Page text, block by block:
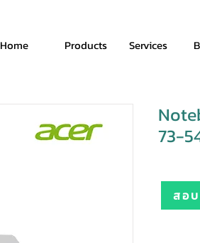
Home Products Services
73-
สอ